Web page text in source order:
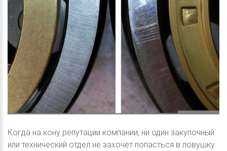
Когда на кону репутации компании, ни один закупочный
или технический отдел не захочет попасться в ловушку